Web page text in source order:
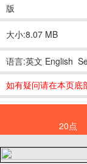
版
大小:8.07 MB
语言:英文 English
如有疑问请在本页底
20点